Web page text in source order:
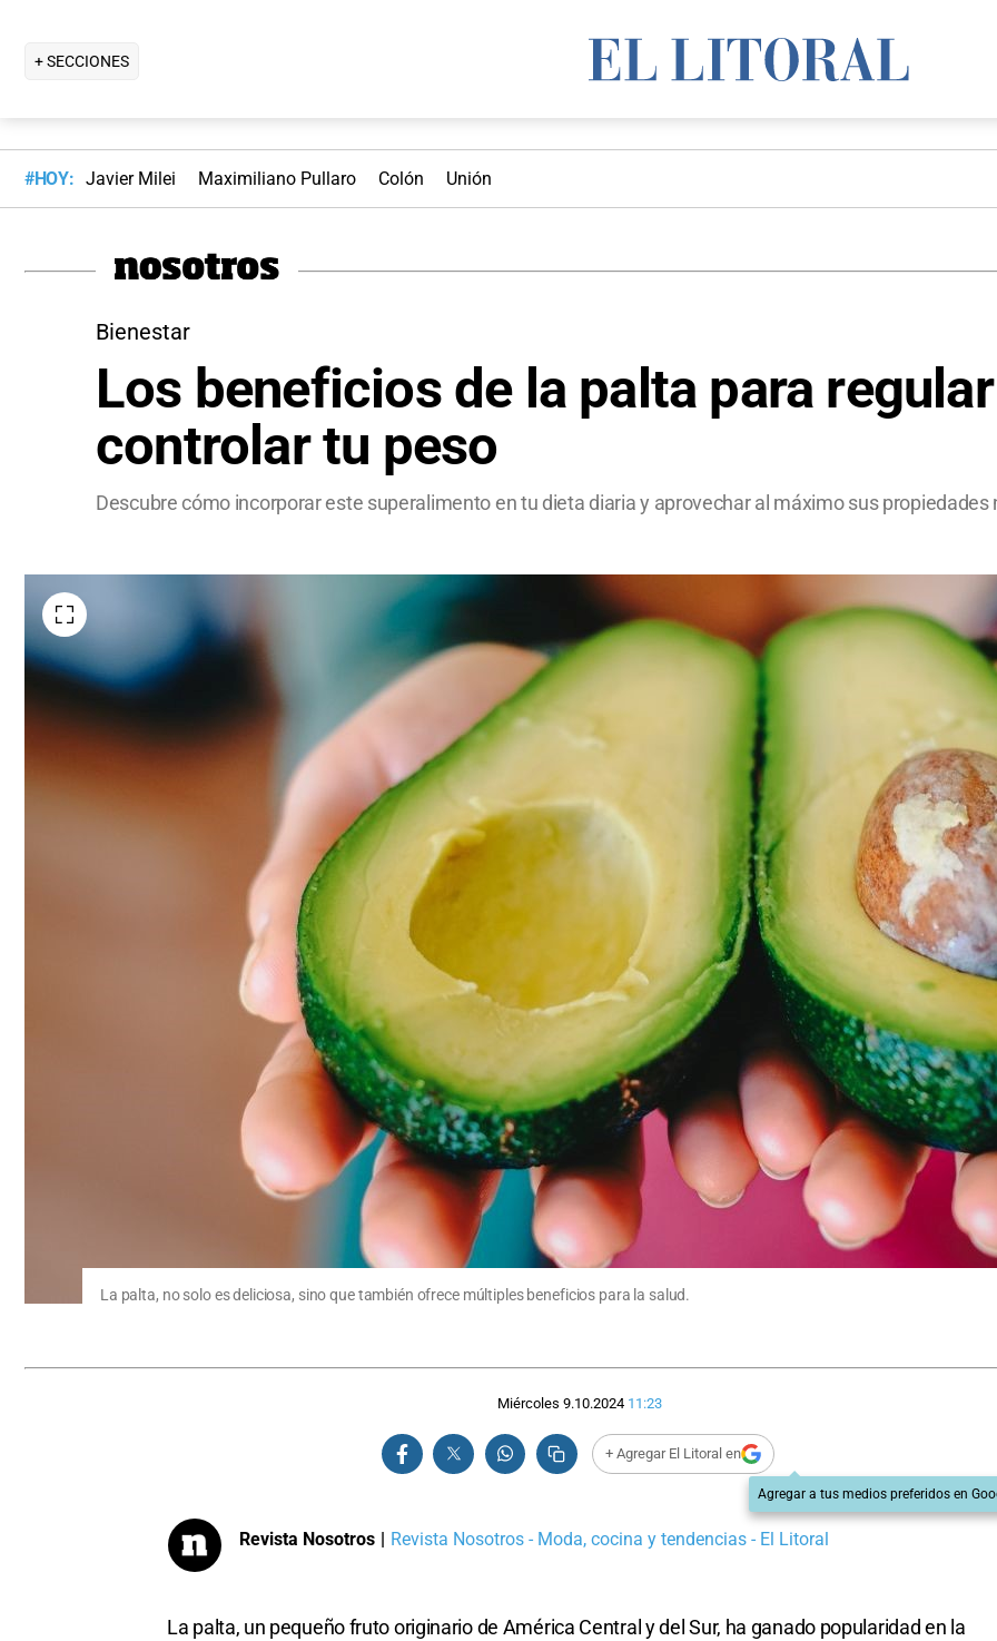
+ SECCIONES
#HOY: Javier Milei Maximiliano Pullaro Colón Unión
Bienestar
Los beneficios de la palta para
controlar tu peso
Descubre cómo incorporar este superalimento en tu dieta diaria y aprovechar al máximo sus propiedades
La palta, no solo es deliciosa, sino que también ofrece múltiples beneficios para la salud.
Miércoles 9.10.2024 11:23
+ Agregar El Litoral en
Agregar a tus medios preferidos en
Revista Nosotros | Revista Nosotros - Moda, cocina y tendencias - El Litoral
La palta, un pequeño fruto originario de América Central y del Sur, ha ganado popularidad en la